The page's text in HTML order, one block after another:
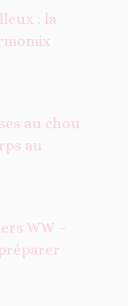
: la
au chou
au
WW –